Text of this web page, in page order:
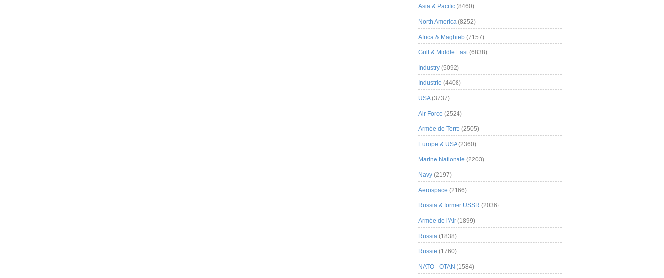
Asia & Pacific (8460)
North America (8252)
Africa & Maghreb (7157)
Gulf & Middle East(6838)
Industry (5092)
Industrie (4408)
USA(3737)
Air Force (2524)
Armée de Terre (2505)
Europe & USA(2360)
Marine Nationale (2203)
Navy (2197)
Aerospace (2166)
Russia & former USSR (2036)
Armée de l'Air (1899)
Russia (1838)
Russie (1760)
NATO - OTAN (1584)